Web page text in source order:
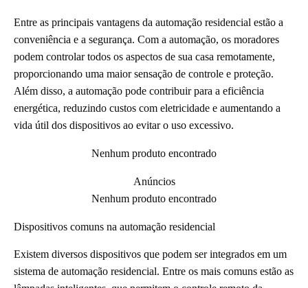
Entre as principais vantagens da automação residencial estão a
conveniência e a segurança. Com a automação, os moradores
podem controlar todos os aspectos de sua casa remotamente,
proporcionando uma maior sensação de controle e proteção.
Além disso, a automação pode contribuir para a eficiência
energética, reduzindo custos com eletricidade e aumentando a
vida útil dos dispositivos ao evitar o uso excessivo.
Nenhum produto encontrado
Anúncios
Nenhum produto encontrado
Dispositivos comuns na automação residencial
Existem diversos dispositivos que podem ser integrados em um
sistema de automação residencial. Entre os mais comuns estão as